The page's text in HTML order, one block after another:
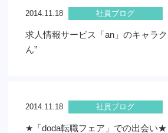
2014.11.18 社員ブログ
求人情報サービス「an」のキャラク
ん”
2014.11.18 社員ブログ
★「doda転職フェア」での出会い★